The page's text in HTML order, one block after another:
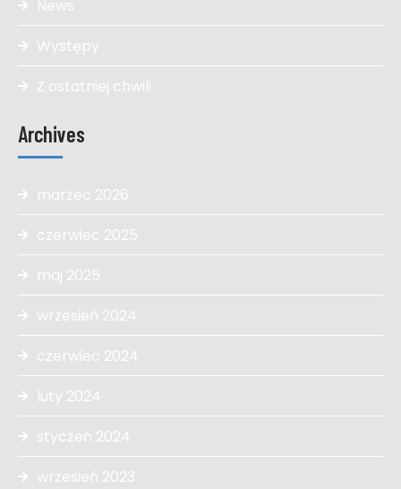
News
Występy
Z ostatniej chwili
Archives
marzec 2026
czerwiec 2025
maj 2025
wrzesień 2024
czerwiec 2024
luty 2024
styczeń 2024
wrzesień 2023